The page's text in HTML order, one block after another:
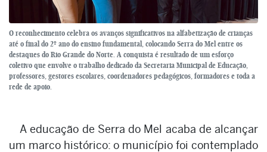
O reconhecimento celebra os avanços significativos na alfabetização de crianças
até o final do 2º ano do ensino fundamental, colocando Serra do Mel entre os
destaques do Rio Grande do Norte. A conquista é resultado de um esforço
coletivo que envolve o trabalho dedicado da Secretaria Municipal de Educação,
professores, gestores escolares, coordenadores pedagógicos, formadores e toda a
rede de apoio.
A educação de Serra do Mel acaba de alcançar
um marco histórico: o município foi contemplado